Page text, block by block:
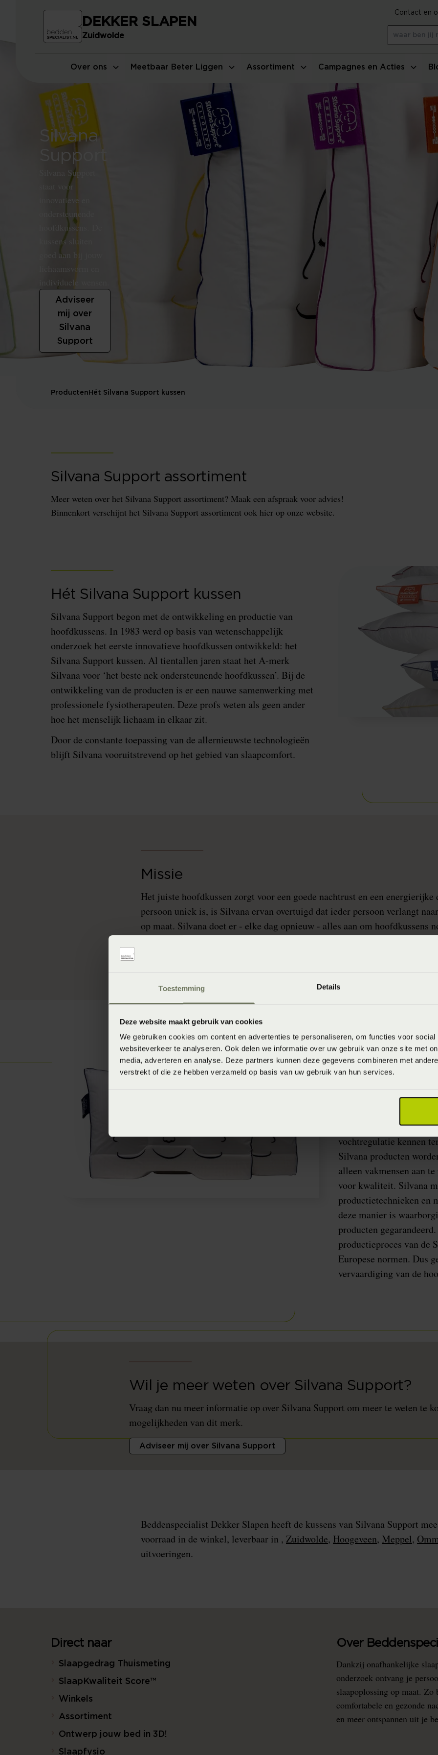
Toestemming Details
Deze website maakt gebruik van cookies
We gebruiken cookies om content en advertenties te personaliseren, om functies voor social
websiteverkeer te analyseren. Ook delen we informatie over uw gebruik van onze site met
media, adverteren en analyse. Deze partners kunnen deze gegevens combineren met
verstrekt of die ze hebben verzameld op basis van uw gebruik van hun services.
Over ons Meetbaar Beter Liggen Assortiment Campagnes en Acties
DEKKER SLAPEN
Zuidwolde
Contact en
Silvana
Support
Silvana Support
staat voor
innovatieve en
ondersteunende
hoofdkussens. De
kussens sluiten
goed aan bij jouw
lichaamsvorm en
individuele wensen.
Adviseer
mij over
Silvana
Support
Producten Hét Silvana Support kussen
Silvana Support assortiment
Meer weten over het Silvana Support assortiment? Maak een afspraak voor advies!
Binnenkort verschijnt het Silvana Support assortiment ook hier op onze website.
Hét Silvana Support kussen
Silvana Support begon met de ontwikkeling en productie van
hoofdkussens. In 1983 werd op basis van wetenschappelijk
onderzoek het eerste innovatieve hoofdkussen ontwikkeld: het
Silvana Support kussen. Al tientallen jaren staat het A-merk
Silvana voor ‘het beste nek ondersteunende hoofdkussen’. Bij de
ontwikkeling van de producten is er een nauwe samenwerking met
professionele fysiotherapeuten. Deze profs weten als geen ander
hoe het menselijk lichaam in elkaar zit.
Door de constante toepassing van de allernieuwste technologieën
blijft Silvana vooruitstrevend op het gebied van slaapcomfort.
Missie
Het juiste hoofdkussen zorgt voor een goede nachtrust en een energierijke
persoon uniek is, is Silvana ervan overtuigd dat ieder persoon verlangt
op maat. Silvana doet er - elke dag opnieuw - alles aan om hoofdkussens
Materialen
Silvana producten
materialen. Voor de
gebruikt waardoor
vochtregulatie kennen
Silvana producten
alleen vakmensen aan
voor kwaliteit. Silvana
productietechnieken en
deze manier is
producten
productieproces van de
Europese normen. Dus
vervaardiging van de
Wil je meer weten over Silvana Support?
Vraag dan nu meer informatie op over Silvana Support om meer te weten te
mogelijkheden van dit merk.
Adviseer mij over Silvana Support
Beddenspecialist Dekker Slapen heeft de kussens van Silvana Support
voorraad in de winkel, leverbaar in , Zuidwolde, Hoogeveen, Meppel,
uitvoeringen.
Direct naar
Slaapgedrag Thuismeting
SlaapKwaliteit Score™
Winkels
Assortiment
Ontwerp jouw bed in 3D!
Slaapfysio
Over
Dankzij onafhankelijke
onderzoek ontvang je
slaapoplossing op maat.
comfortabele en gezonde
en meer ontspannen uit je